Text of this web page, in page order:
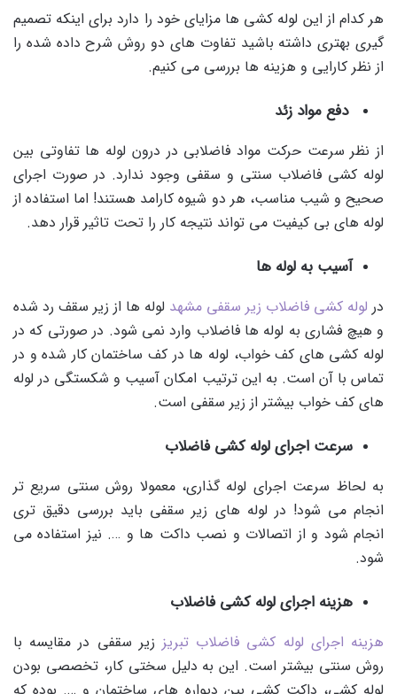
هر کدام از این لوله کشی ها مزایای خود را دارد برای اینکه تصمیم
گیری بهتری داشته باشید تفاوت های دو روش شرح داده شده را
از نظر کارایی و هزینه ها بررسی می کنیم.
دفع مواد زئد
از نظر سرعت حرکت مواد فاضلابی در درون لوله ها تفاوتی بین
لوله کشی فاضلاب سنتی و سقفی وجود ندارد. در صورت اجرای
صحیح و شیب مناسب، هر دو شیوه کارامد هستند! اما استفاده از
لوله های بی کیفیت می تواند نتیجه کار را تحت تاثیر قرار دهد.
آسیب به لوله ها
در لوله کشی فاضلاب زیر سقفی مشهد لوله ها از زیر سقف رد شده
و هیچ فشاری به لوله ها فاضلاب وارد نمی شود. در صورتی که در
لوله کشی های کف خواب، لوله ها در کف ساختمان کار شده و در
تماس با آن است. به این ترتیب امکان آسیب و شکستگی در لوله
های کف خواب بیشتر از زیر سقفی است.
سرعت اجرای لوله کشی فاضلاب
به لحاظ سرعت اجرای لوله گذاری، معمولا روش سنتی سریع تر
انجام می شود! در لوله های زیر سقفی باید بررسی دقیق تری
انجام شود و از اتصالات و نصب داکت ها و …. نیز استفاده می
شود.
هزینه اجرای لوله کشی فاضلاب
هزینه اجرای لوله کشی فاضلاب تبریز زیر سقفی در مقایسه با
روش سنتی بیشتر است. این به دلیل سختی کار، تخصصی بودن